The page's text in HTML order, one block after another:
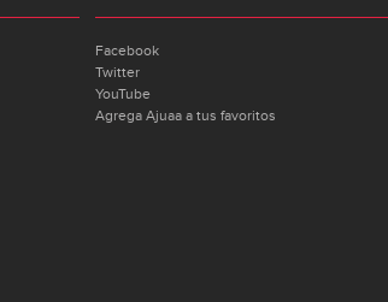
Facebook
Twitter
YouTube
Agrega Ajuaa a tus favoritos